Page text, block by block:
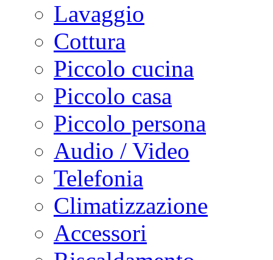
Lavaggio
Cottura
Piccolo cucina
Piccolo casa
Piccolo persona
Audio / Video
Telefonia
Climatizzazione
Accessori